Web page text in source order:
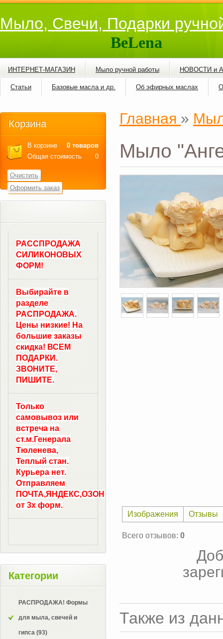
Мыло, Свечи, Подарки
BeLena
ИНТЕРНЕТ-МАГАЗИН Мыло ручной работы НОВОСТИ и
Статьи Базовые масла и др. Об эфирных маслах
Главная »
Мыло
Изображения Отзывы
Всего отзывов: 0
Также из
Корзина
В корзине
0 товаров
Общая стоимость
0
Очистить
Оформить заказ
РАССПРОДАЖА
СИЛИКОНОВЫХ
ФОРМ!
Выбирайте в
разделе
РАСПРОДАЖА.
Цены низкие! На
большие заказы
скидка! ВСЕМ
ПОДАРКИ.
ЗВОНИТЕ,
ПИШИТЕ.
Только
самовывоз или
встреча на
ст.м.Генерала
Тюленева,
Теплый стан.
Курьера нет.
Отправляем
ПОЧТА,ЯНДЕКС,ОЗОН
от 3х форм.
Категории
РАСПРОДАЖА! Формы
для мыла, свечей и
гипса (93)